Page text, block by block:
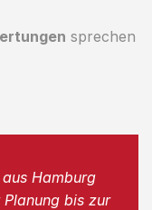
sprechen
Hamburg
bis zur